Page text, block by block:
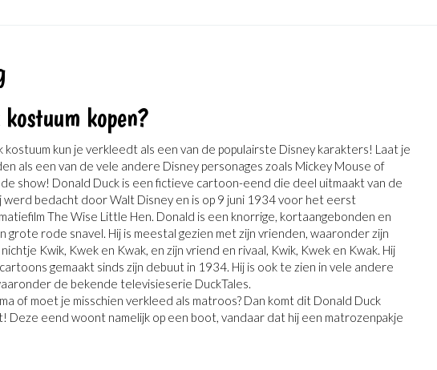
kopen?
kun je verkleedt als een van de populairste Disney karakters! Laat je
als een van de vele andere Disney personages zoals Mickey Mouse of
show! Donald Duck is een fictieve cartoon-eend die deel uitmaakt van de
werd bedacht door Walt Disney en is op 9 juni 1934 voor het eerst
The Wise Little Hen. Donald is een knorrige, kortaangebonden en
grote rode snavel. Hij is meestal gezien met zijn vrienden, waaronder zijn
Kwik, Kwek en Kwak, en zijn vriend en rivaal, Kwik, Kwek en Kwak. Hij
gemaakt sinds zijn debuut in 1934. Hij is ook te zien in vele andere
de bekende televisieserie DuckTales.
of moet je misschien verkleed als matroos? Dan komt dit Donald Duck
Deze eend woont namelijk op een boot, vandaar dat hij een matrozenpakje